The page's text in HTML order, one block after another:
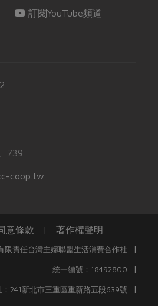
訂閱YouTube頻道
739
coop.tw
意條款 | 著作權聲明
限責任台灣主婦聯盟生活消費合作社 |
統一編號：18492800 |
：241新北市三重區重新路五段639號 |